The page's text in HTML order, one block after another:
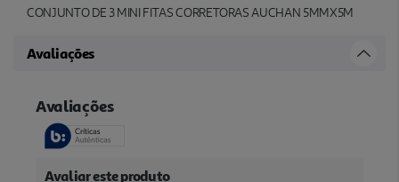
CONJUNTO DE 3 MINI FITAS CORRETORAS AUCHAN 5MMX5M
Avaliações